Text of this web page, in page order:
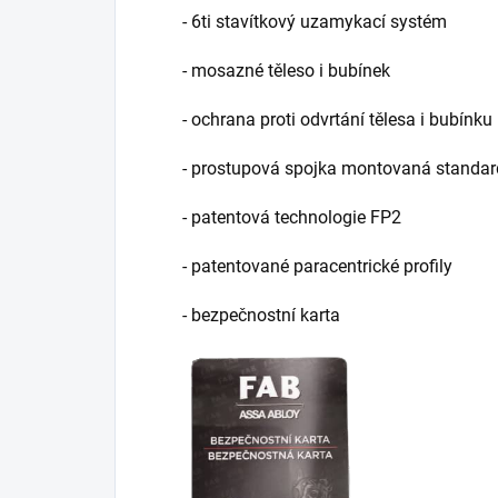
- 6ti stavítkový uzamykací systém
- mosazné těleso i bubínek
- ochrana proti odvrtání tělesa i bubínku
- prostupová spojka montovaná
- patentová technologie FP2
- patentované paracentrické profily
- bezpečnostní karta